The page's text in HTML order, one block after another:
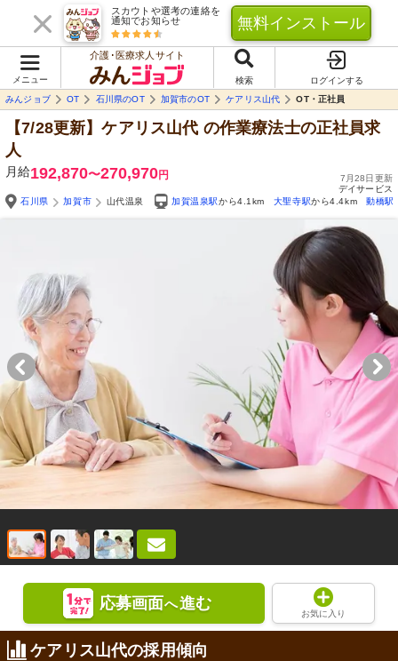
スカウトや選考の連絡を
通知でお知らせ
無料インストール
メニュー
介護･医療求人サイト
検索
ログインする
みんジョブ
OT 石川県のOT 加賀市のOT ケアリス山代 OT・正社員
【7/28更新】ケアリス山代 の作業療法士の正社員求
人
月給192,870〜270,970円
7月28日更新
デイサービス
石川県
加賀市 山代温泉 加賀温泉駅から4.1km 大聖寺駅から4.4km 動橋駅
応募画面へ進む
お気に入り
ケアリス山代の採用傾向